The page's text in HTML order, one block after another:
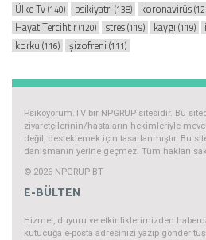
Ülke Tv(140) psikiyatri (138) koronavirüs
Hayat Tercihtir(120) stres(119) kaygı (119)
korku(116) şizofreni (111)
Psikoyorum.TV bir NPGRUP sitesidir. Bu
ziyaretçilerinin/hastaların hekimleriyle
değil, desteklemek için tasarlanmıştır. Bu
danışmanın yerine geçmez. Tüm hakları
© 2026 NPGRUP BT
E-BÜLTEN
Hizmet, duyuru ve etkinliklerimizden
kutucuğa e-posta adresinizi yazıp gönder